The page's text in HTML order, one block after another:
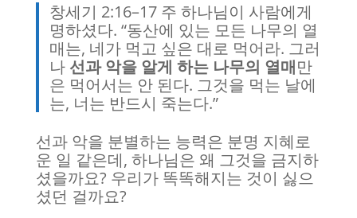
창세기 2:16–17 주 하나님이 사람에게
명하셨다. “동산에 있는 모든 나무의 열
매는, 네가 먹고 싶은 대로 먹어라. 그러
나 선과 악을 알게 하는 나무의 열매만
은 먹어서는 안 된다. 그것을 먹는 날에
는, 너는 반드시 죽는다.”
선과 악을 분별하는 능력은 분명 지혜로
운 일 같은데, 하나님은 왜 그것을 금지하
셨을까요? 우리가 똑똑해지는 것이 싫으
셨던 걸까요?